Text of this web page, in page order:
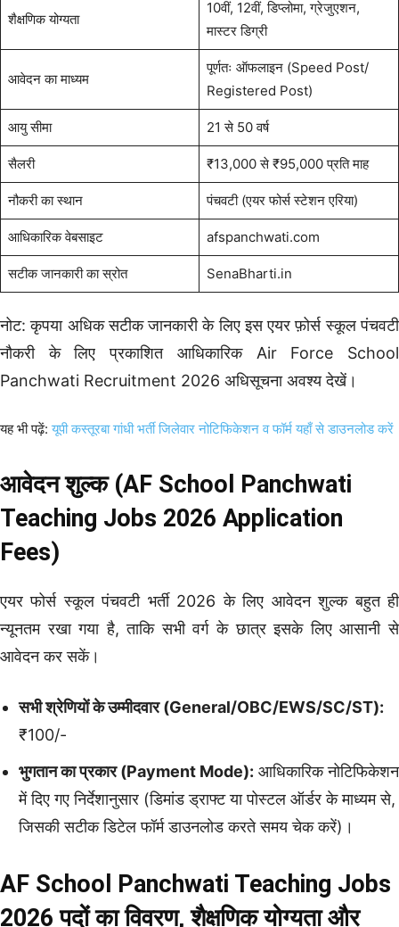
शैक्षणिक योग्यता
10वीं, 12वीं, डिप्लोमा, ग्रेजुएशन,
मास्टर डिग्री
आवेदन का माध्यम
पूर्णतः ऑफलाइन (Speed Post/
Registered Post)
आयु सीमा 21 से 50 वर्ष
सैलरी ₹13,000 से ₹95,000 प्रति माह
नौकरी का स्थान पंचवटी (एयर फोर्स स्टेशन एरिया)
आधिकारिक वेबसाइट afspanchwati.com
सटीक जानकारी का स्रोत SenaBharti.in
नोट: कृपया अधिक सटीक जानकारी के लिए इस एयर फ़ोर्स स्कूल पंचवटी
नौकरी के लिए प्रकाशित आधिकारिक Air Force School
Panchwati Recruitment 2026 अधिसूचना अवश्य देखें।
यह भी पढ़ें:यूपी कस्तूरबा गांधी भर्ती जिलेवार नोटिफिकेशन व फॉर्म यहाँ से डाउनलोड करें
आवेदन शुल्क (AF School Panchwati
Teaching Jobs 2026 Application
Fees)
एयर फोर्स स्कूल पंचवटी भर्ती 2026 के लिए आवेदन शुल्क बहुत ही
न्यूनतम रखा गया है, ताकि सभी वर्ग के छात्र इसके लिए आसानी से
आवेदन कर सकें।
सभी श्रेणियों के उम्मीदवार (General/OBC/EWS/SC/ST):
₹100/-
भुगतान का प्रकार (Payment Mode): आधिकारिक नोटिफिकेशन
में दिए गए निर्देशानुसार (डिमांड ड्राफ्ट या पोस्टल ऑर्डर के माध्यम से,
जिसकी सटीक डिटेल फॉर्म डाउनलोड करते समय चेक करें)।
AF School Panchwati Teaching Jobs
2026 पदों का विवरण, शैक्षणिक योग्यता और